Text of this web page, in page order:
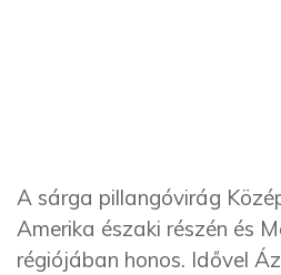
A sárga pillangóvirág
Amerika északi részén és
régiójában honos. Idővel